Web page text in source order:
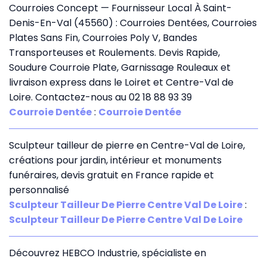
Courroies Concept — Fournisseur Local À Saint-
Denis-En-Val (45560) : Courroies Dentées, Courroies
Plates Sans Fin, Courroies Poly V, Bandes
Transporteuses et Roulements. Devis Rapide,
Soudure Courroie Plate, Garnissage Rouleaux et
livraison express dans le Loiret et Centre-Val de
Loire. Contactez-nous au 02 18 88 93 39
Courroie Dentée: Courroie Dentée
Sculpteur tailleur de pierre en Centre-Val de Loire,
créations pour jardin, intérieur et monuments
funéraires, devis gratuit en France rapide et
personnalisé
Sculpteur Tailleur De Pierre Centre Val De Loire:
Sculpteur Tailleur De Pierre Centre Val De Loire
Découvrez HEBCO Industrie, spécialiste en